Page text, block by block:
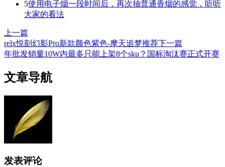
5使用电子烟一段时间后，再次抽普通香烟的感觉，听听
大家的看法
上一篇
relx悦刻幻影Pro新款颜色紫色-摩天追梦推荐下一篇
年批发销量10W内最多只能上架8个sku？国标淘汰赛正式开赛
文章导航
发表评论